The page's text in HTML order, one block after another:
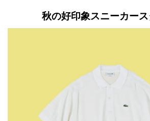
秋の好印象スニーカー